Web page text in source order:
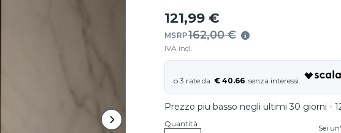
121,99 €
MSRP162,00 €
IVA incl.
€ 40.66
Prezzo piu basso negli ultimi 30 giorni -
Quantità Sei